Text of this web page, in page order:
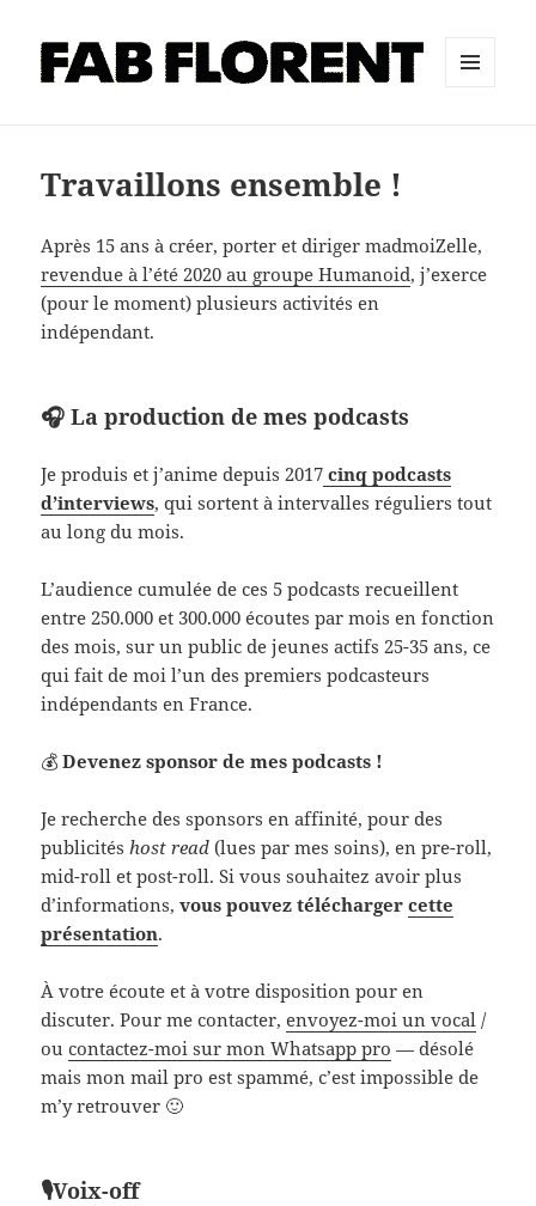
Travaillons ensemble !
Après 15 ans à créer, porter et diriger madmoiZelle,
revendue à l’été 2020 au groupe Humanoid, j’exerce
(pour le moment) plusieurs activités en
indépendant.
🎧 La production de mes podcasts
Je produis et j’anime depuis 2017 cinq podcasts
d’interviews, qui sortent à intervalles réguliers tout
au long du mois.
L’audience cumulée de ces 5 podcasts recueillent
entre 250.000 et 300.000 écoutes par mois en fonction
des mois, sur un public de jeunes actifs 25-35 ans, ce
qui fait de moi l’un des premiers podcasteurs
indépendants en France.
💰Devenez sponsor de mes podcasts !
Je recherche des sponsors en affinité, pour des
publicités host read (lues par mes soins), en pre-roll,
mid-roll et post-roll. Si vous souhaitez avoir plus
d’informations,vous pouvez téléchargercette
présentation.
À votre écoute et à votre disposition pour en
discuter. Pour me contacter,envoyez-moi un vocal /
oucontactez-moi sur mon Whatsapp pro — désolé
mais mon mail pro est spammé, c’est impossible de
m’y retrouver 🙂
🎙️Voix-off